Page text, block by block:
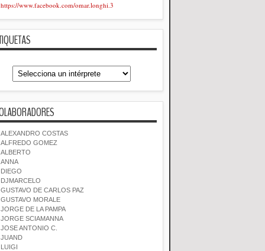
https://www.facebook.com/omar.longhi.3
ALEXANDRO COSTAS
ALFREDO GOMEZ
ALBERTO
ANNA
DIEGO
DJMARCELO
GUSTAVO DE CARLOS PAZ
GUSTAVO MORALE
JORGE DE LA PAMPA
JORGE SCIAMANNA
JOSE ANTONIO C.
JUAND
LUIGI